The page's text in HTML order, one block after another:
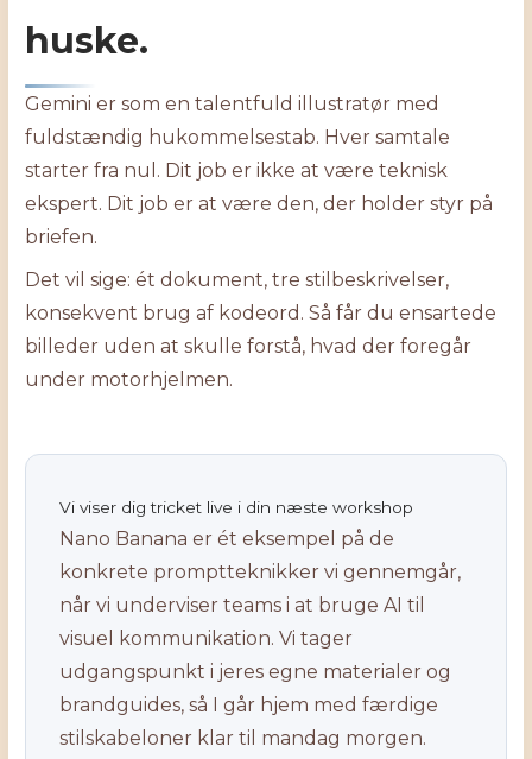
huske.
Gemini er som en talentfuld illustratør med
fuldstændig hukommelsestab. Hver samtale
starter fra nul. Dit job er ikke at være teknisk
ekspert. Dit job er at være den, der holder styr på
briefen.
Det vil sige: ét dokument, tre stilbeskrivelser,
konsekvent brug af kodeord. Så får du ensartede
billeder uden at skulle forstå, hvad der foregår
under motorhjelmen.
Vi viser dig tricket live i din næste workshop
Nano Banana er ét eksempel på de
konkrete promptteknikker vi gennemgår,
når vi underviser teams i at bruge AI til
visuel kommunikation. Vi tager
udgangspunkt i jeres egne materialer og
brandguides, så I går hjem med færdige
stilskabeloner klar til mandag morgen.